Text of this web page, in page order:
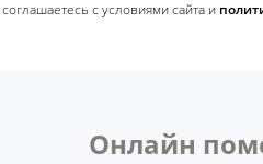
c условиями сайта и
Онлайн